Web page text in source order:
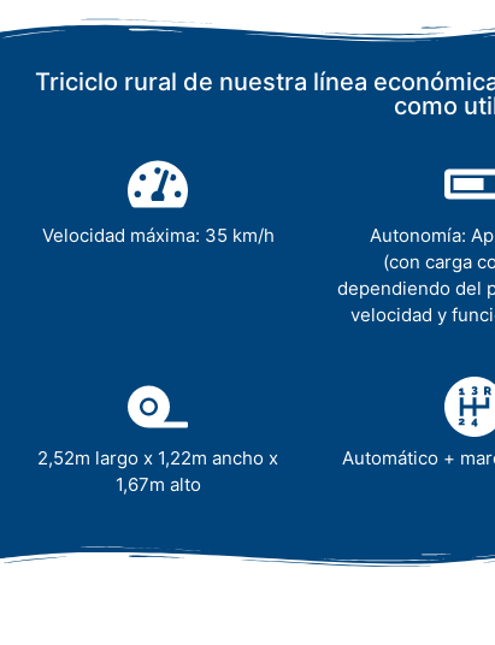
Triciclo rural de nuestra línea
como
Velocidad máxima: 35 km/h
Autonomía:
(con carga
dependiendo del
velocidad y
2,52m largo x 1,22m ancho x
1,67m alto
Automático +